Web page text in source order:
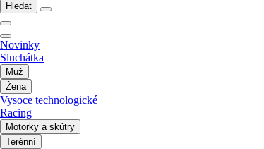
Hledat
Novinky
Sluchátka
Muž
Žena
Vysoce technologické
Racing
Motorky a skútry
Terénní